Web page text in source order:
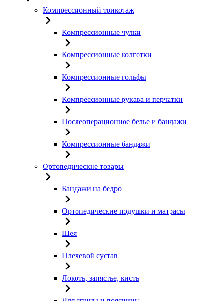
Компрессионный трикотаж
Компрессионные чулки
Компрессионные колготки
Компрессионные гольфы
Компрессионные рукава и перчатки
Послеоперационное белье и бандажи
Компрессионные бандажи
Ортопедические товары
Бандажи на бедро
Ортопедические подушки и матрасы
Шея
Плечевой сустав
Локоть, запястье, кисть